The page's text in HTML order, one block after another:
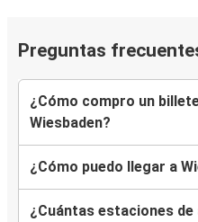
Preguntas
¿Cómo compro un
Wiesbaden?
¿Cómo puedo llegar a
¿Cuántas estaciones de